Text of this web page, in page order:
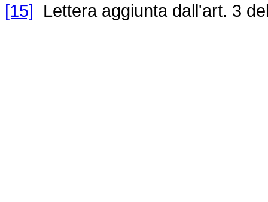
[15] Lettera aggiunta dall'art. 3